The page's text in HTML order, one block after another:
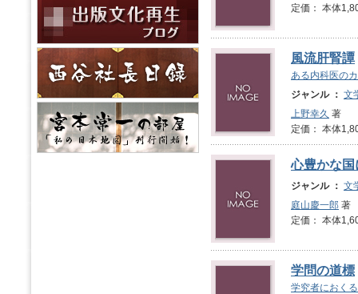
定価： 本体
風流肝腎譚
ある内科医の
ジャンル ： 文
上野幸久 著
定価： 本体
心豊かな
ジャンル ： 文
庭山慶一郎 著
定価： 本体
学問の道標
学究者におくる